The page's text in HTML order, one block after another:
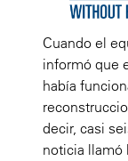
Cuando el
informó que
había
decir, casi
noticia llamó